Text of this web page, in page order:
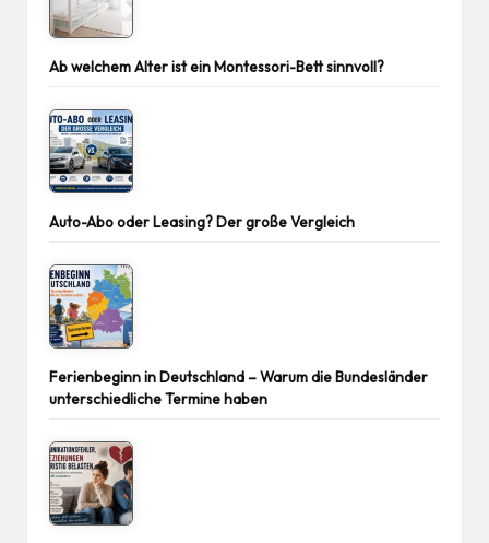
Ab welchem Alter ist ein Montessori-Bett sinnvoll?
Auto-Abo oder Leasing? Der große Vergleich
Ferienbeginn in Deutschland – Warum die Bundesländer
unterschiedliche Termine haben